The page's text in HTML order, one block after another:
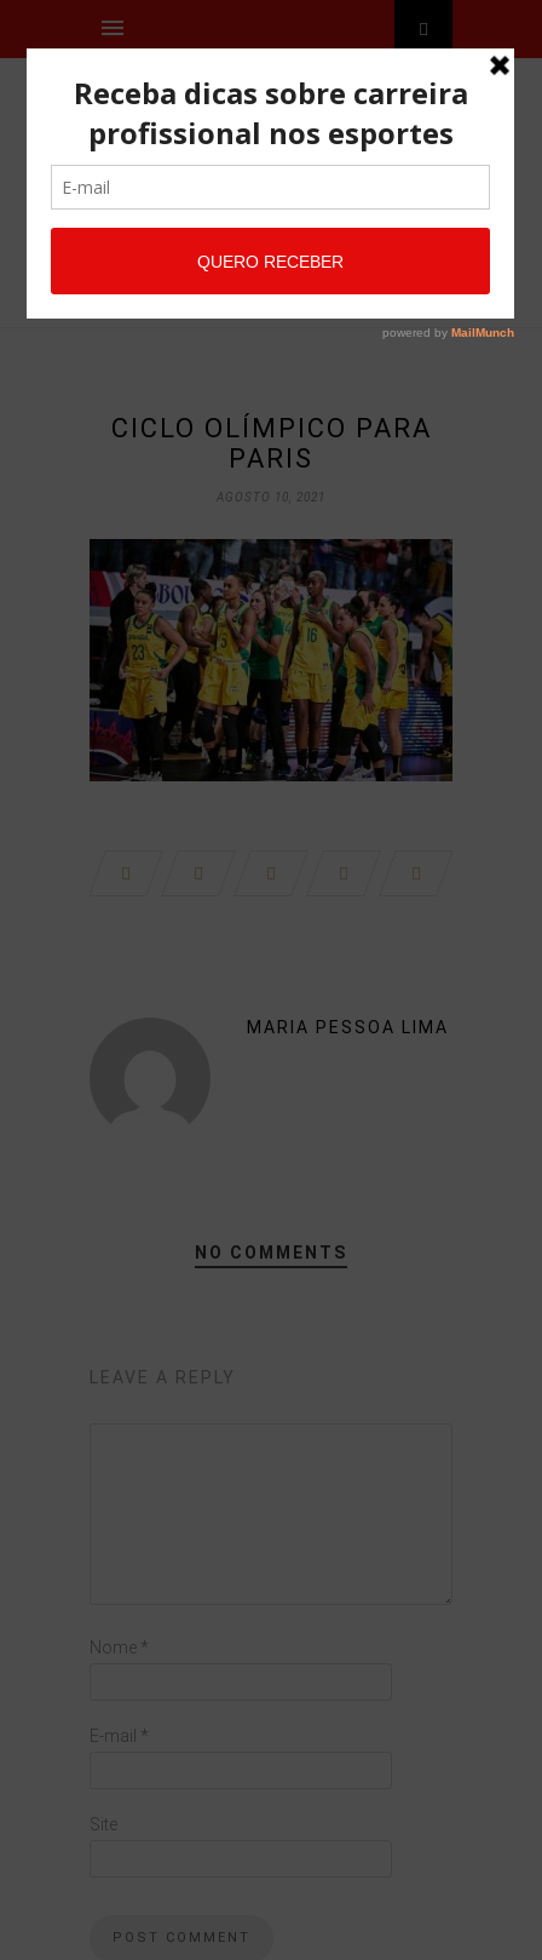
CICLO OLÍMPICO PARA
PARIS
AGOSTO 10, 2021
MARIA PESSOA LIMA
NO COMMENTS
LEAVE A REPLY
Nome *
E-mail *
Site